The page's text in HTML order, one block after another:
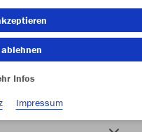
2026/2027
Infos
Impressum